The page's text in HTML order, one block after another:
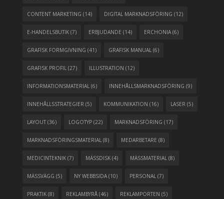
CONTENT MARKETING (14) DIGITAL MARKNADSFÖRING (12)
E-HANDELSBUTIK (7) ERBJUDANDE (14) ERCHONIA (6)
GRAFISK FORMGIVNING (41) GRAFISK MANUAL (6)
GRAFISK PROFIL (27) ILLUSTRATION (12)
INFORMATIONSMATERIAL (6) INNEHÅLLSMARKNADSFÖRING (9)
INNEHÅLLSSTRATEGIER (5) KOMMUNIKATION (16) LASER (5)
LAYOUT (36) LOGOTYP (22) MARKNADSFÖRING (17)
MARKNADSFÖRINGSMATERIAL (8) MEDARBETARE (8)
MEDICINTEKNIK (7) MÄSSDISK (4) MÄSSMATERIAL (8)
MÄSSVÄGG (5) NY WEBBSIDA (10) PERSONAL (7)
PRAKTIK (8) REKLAMBYRÅ (46) REKLAMPORTEN (5)